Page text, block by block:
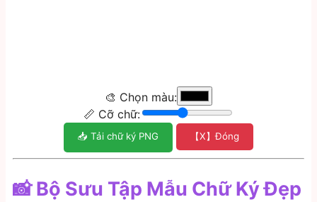
🎨 Chọn màu:
📏 Cỡ chữ:
📥 Tải chữ ký PNG 【X】Đóng
📸 Bộ Sưu Tập Mẫu Chữ Ký Đẹp